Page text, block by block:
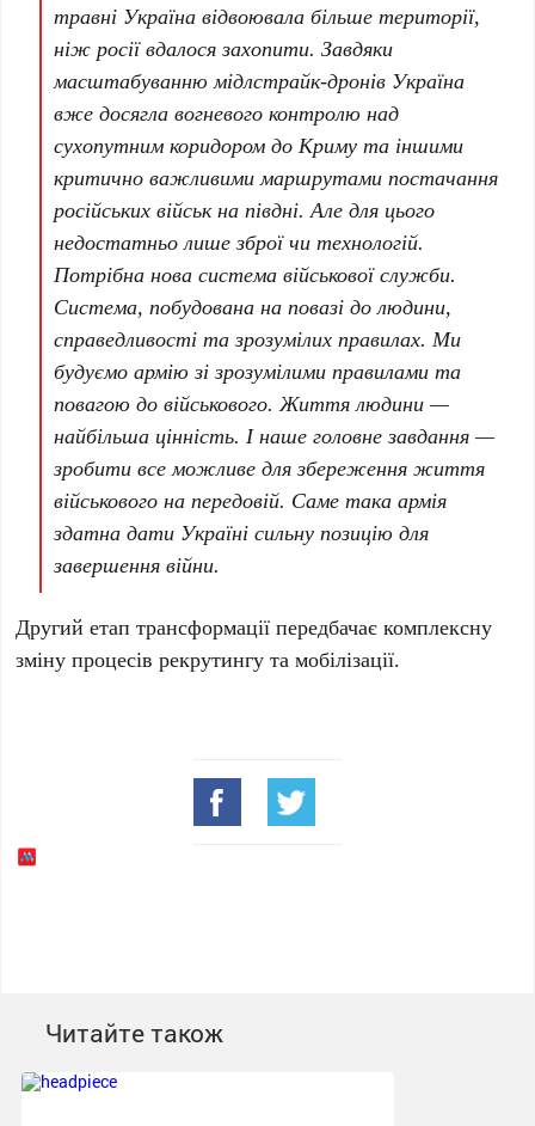
травні Україна відвоювала більше території,
ніж росії вдалося захопити. Завдяки
масштабуванню мідлстрайк-дронів Україна
вже досягла вогневого контролю над
сухопутним коридором до Криму та іншими
критично важливими маршрутами постачання
російських військ на півдні. Але для цього
недостатньо лише зброї чи технологій.
Потрібна нова система військової служби.
Система, побудована на повазі до людини,
справедливості та зрозумілих правилах. Ми
будуємо армію зі зрозумілими правилами та
повагою до військового. Життя людини —
найбільша цінність. І наше головне завдання —
зробити все можливе для збереження життя
військового на передовій. Саме така армія
здатна дати Україні сильну позицію для
завершення війни.
Другий етап трансформації передбачає комплексну
зміну процесів рекрутингу та мобілізації.
Читайте також